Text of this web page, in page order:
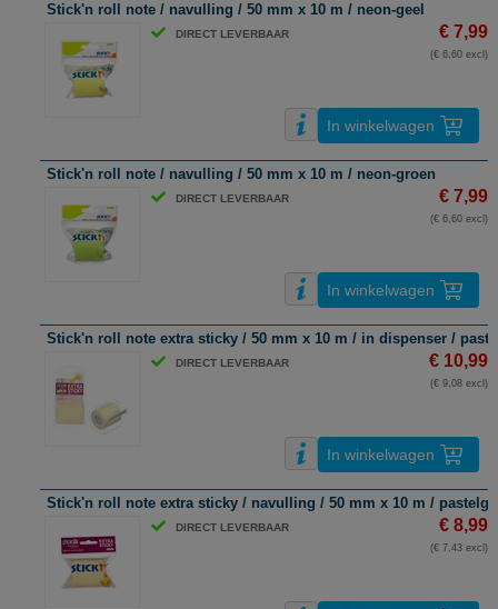
Stick'n roll note / navulling / 50 mm x 10 m / neon-geel
DIRECT LEVERBAAR € 7,99
(€ 6,60 excl)
In winkelwagen
Stick'n roll note / navulling / 50 mm x 10 m / neon-groen
DIRECT LEVERBAAR € 7,99
(€ 6,60 excl)
In winkelwagen
Stick'n roll note extra sticky / 50 mm x 10 m / in dispenser /
DIRECT LEVERBAAR € 10,99
(€ 9,08 excl)
In winkelwagen
Stick'n roll note extra sticky / navulling / 50 mm x 10 m /
DIRECT LEVERBAAR € 8,99
(€ 7,43 excl)